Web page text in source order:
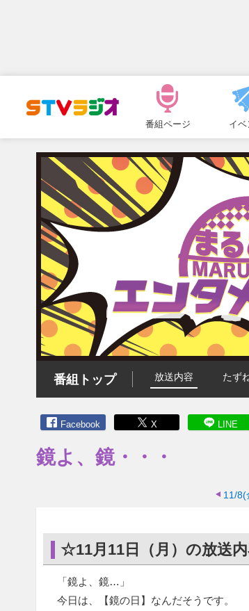
ュ
ー
番組ページ イベ
番組トップ 放送内容 たず
Facebook X LINE
鏡よ、鏡・・・
11/8(
☆11月11日（月）の放送
「鏡よ、鏡…」
今日は、【鏡の日】なんだそうです。